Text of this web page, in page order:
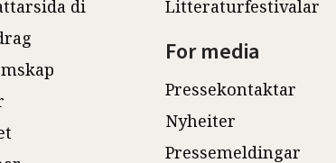
di
Litteraturfestivalar
For media
Pressekontaktar
Nyheiter
Pressemeldingar